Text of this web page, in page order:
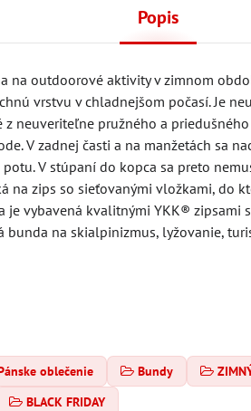
Popis
na outdoorové aktivity v zimnom
vrstvu v chladnejšom počasí. Je
z neuveriteľne pružného a
V zadnej časti a na manžetách sa
V stúpaní do kopca sa preto
na zips so sieťovanými vložkami, do
je vybavená kvalitnými YKK®
bunda na skialpinizmus, lyžovanie,
oblečenie Bundy
BLACK FRIDAY